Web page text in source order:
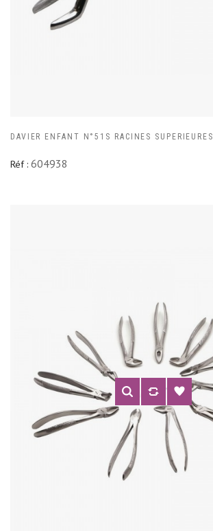
DAVIER ENFANT N°51S RACINES SUPERIEURES
Réf : 604938